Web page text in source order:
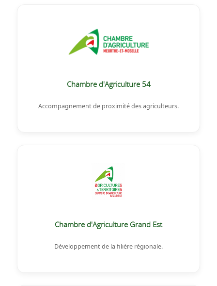
Chambre d'Agriculture 54
Accompagnement de proximité des agriculteurs.
Chambre d'Agriculture Grand Est
Développement de la filière régionale.